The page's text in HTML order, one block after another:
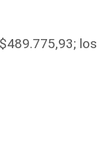
los